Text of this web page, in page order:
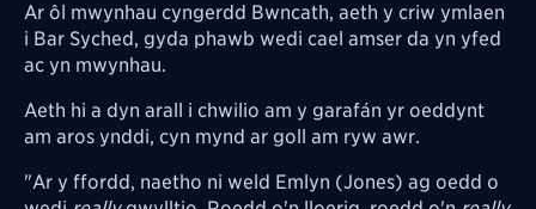
Ar ôl mwynhau cyngerdd Bwncath, aeth y criw ymlaen
i Bar Syched, gyda phawb wedi cael amser da yn yfed
ac yn mwynhau.
Aeth hi a dyn arall i chwilio am y garafán yr oeddynt
am aros ynddi, cyn mynd ar goll am ryw awr.
"Ar y ffordd, naetho ni weld Emlyn (Jones) ag oedd o